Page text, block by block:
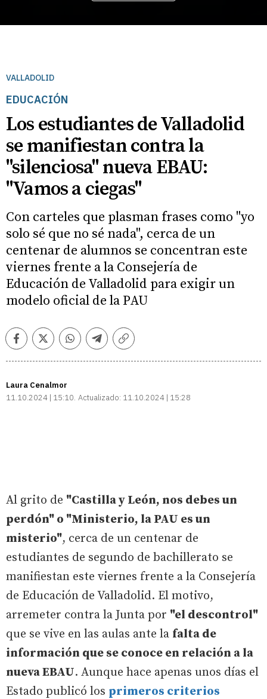
VALLADOLID
EDUCACIÓN
Los estudiantes de Valladolid
se manifiestan contra la
"silenciosa" nueva EBAU:
"Vamos a ciegas"
Con carteles que plasman frases como "yo
solo sé que no sé nada", cerca de un
centenar de alumnos se concentran este
viernes frente a la Consejería de
Educación de Valladolid para exigir un
modelo oficial de la PAU
FacebookTwitterWhatsappTelegramCopiar
Laura Cenalmor
11.10.2024 | 15:10 Actualizado: 11.10.2024 | 15:28
Al grito de "Castilla y León, nos debes un
perdón" o "Ministerio, la PAU es un
misterio", cerca de un centenar de
estudiantes de segundo de bachillerato se
manifiestan este viernes frente a la Consejería
de Educación de Valladolid. El motivo,
arremeter contra la Junta por "el descontrol"
que se vive en las aulas ante la falta de
información que se conoce en relación a la
nueva EBAU. Aunque hace apenas unos días el
Estado publicó los primeros criterios